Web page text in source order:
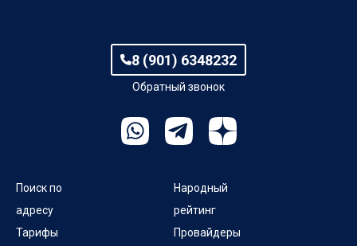
пер Маршанский 3-й
пер Мебельный 1-й
пер Островского
8 (901) 6348232
Обратный звонок
Поиск по
адресу
Тарифы
Народный
рейтинг
Провайдеры